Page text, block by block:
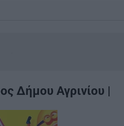
Δήμου Αγρινίου |